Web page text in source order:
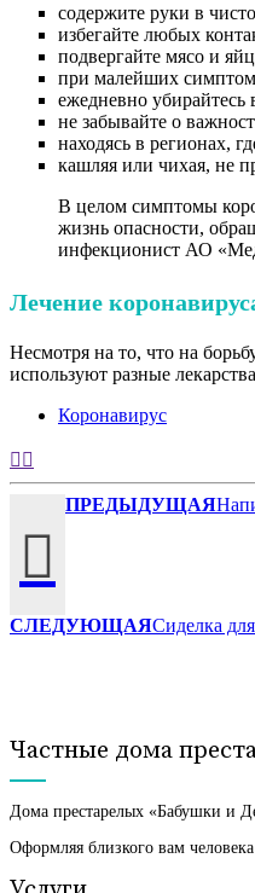
содержите руки в
избегайте любых
подвергайте мясо и
при малейших
ежедневно
не забывайте о
находясь в регионах,
кашляя или чихая, не
В целом симптомы
жизнь опасности,
инфекционист АО
Лечение
Несмотря на то, что на
используют разные
Коронавирус
ПРЕДЫДУЩАЯ
СЛЕДУЮЩАЯСиделка
Частные дома
Дома престарелых «Бабушки и
Оформляя близкого вам